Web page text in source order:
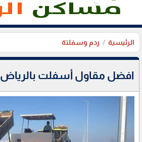
الرئيسية ردم وسفلتة
افضل مقاول أسفلت بالرياض